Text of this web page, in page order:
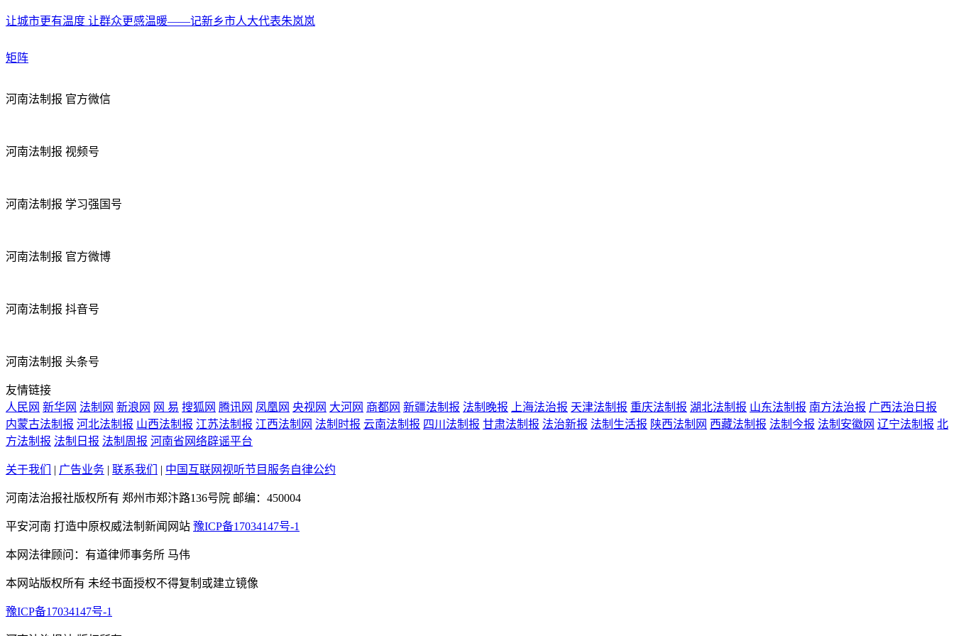
让城市更有温度 让群众更感温暖——记新乡市人大代表朱岚岚
矩阵
河南法制报 官方微信
河南法制报 视频号
河南法制报 学习强国号
河南法制报 官方微博
河南法制报 抖音号
河南法制报 头条号
友情链接
人民网 新华网 法制网 新浪网 网 易 搜狐网 腾讯网 凤凰网 央视网 大河网 商都网 新疆法制报 法制晚报 上海法治报 天津法制报 重庆法制报 湖北法制报 山东法制报 南方法治报 广西法治日报
内蒙古法制报 河北法制报 山西法制报 江苏法制报 江西法制网 法制时报 云南法制报 四川法制报 甘肃法制报 法治新报 法制生活报 陕西法制网 西藏法制报 法制今报 法制安徽网 辽宁法制报 北
方法制报 法制日报 法制周报 河南省网络辟谣平台
关于我们 | 广告业务 | 联系我们 | 中国互联网视听节目服务自律公约
河南法治报社版权所有 郑州市郑汴路136号院 邮编：450004
平安河南 打造中原权威法制新闻网站 豫ICP备17034147号-1
本网法律顾问：有道律师事务所 马伟
本网站版权所有 未经书面授权不得复制或建立镜像
豫ICP备17034147号-1